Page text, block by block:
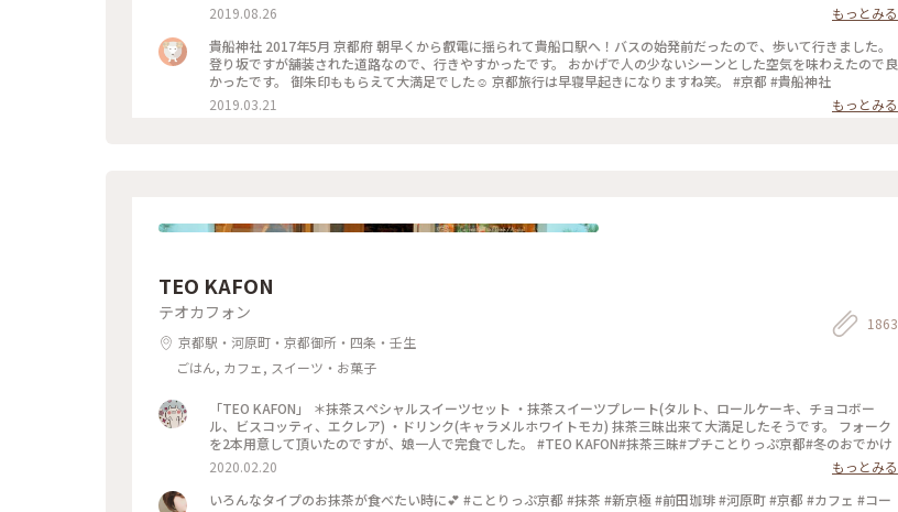
2019.08.26
もっとみる
貴船神社 2017年5月 京都府 朝早くから叡電に揺られて貴船口駅へ！バスの始発前だったので、歩いて行きました。
登り坂ですが舗装された道路なので、行きやすかったです。 おかげで人の少ないシーンとした空気を味わえたので良
かったです。 御朱印ももらえて大満足でした☺️ 京都旅行は早寝早起きになりますね笑。 #京都 #貴船神社
2019.03.21
もっとみる
TEO KAFON
テオカフォン
京都駅・河原町・京都御所・四条・壬生
ごはん, カフェ, スイーツ・お菓子
1863
「TEO KAFON」 ＊抹茶スペシャルスイーツセット ・抹茶スイーツプレート(タルト、ロールケーキ、チョコボー
ル、ビスコッティ、エクレア) ・ドリンク(キャラメルホワイトモカ) 抹茶三昧出来て大満足したそうです。 フォーク
を2本用意して頂いたのですが、娘一人で完食でした。 #TEO KAFON#抹茶三昧#プチことりっぷ京都#冬のおでかけ
2020.02.20
もっとみる
いろんなタイプのお抹茶が食べたい時に💕 #ことりっぷ京都 #抹茶 #新京極 #前田珈琲 #河原町 #京都 #カフェ #コー